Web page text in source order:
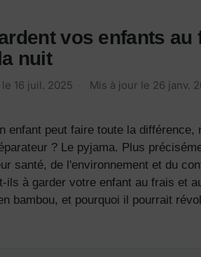
vos enfants au
nuit
16 juil. 2025 Mis à jour le 26 janv.
peut faire toute la différence,
? Le pyjama. Plus
santé, de l'environnement et du
à garder votre enfant au frais et
bambou, et pourquoi il pourrait